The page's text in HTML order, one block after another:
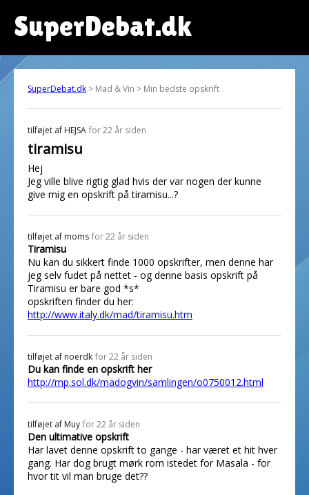
SuperDebat.dk
SuperDebat.dk > Mad & Vin > Min bedste opskrift
tilføjet af HEJSA for 22 år siden
tiramisu
Hej
Jeg ville blive rigtig glad hvis der var nogen der kunne
give mig en opskrift på tiramisu...?
tilføjet af moms for 22 år siden
Tiramisu
Nu kan du sikkert finde 1000 opskrifter, men denne har
jeg selv fudet på nettet - og denne basis opskrift på
Tiramisu er bare god *s*
opskriften finder du her:
http://www.italy.dk/mad/tiramisu.htm
tilføjet af noerdk for 22 år siden
Du kan finde en opskrift her
http://mp.sol.dk/madogvin/samlingen/o0750012.html
tilføjet af Muy for 22 år siden
Den ultimative opskrift
Har lavet denne opskrift to gange - har været et hit hver
gang. Har dog brugt mørk rom istedet for Masala - for
hvor tit vil man bruge det??